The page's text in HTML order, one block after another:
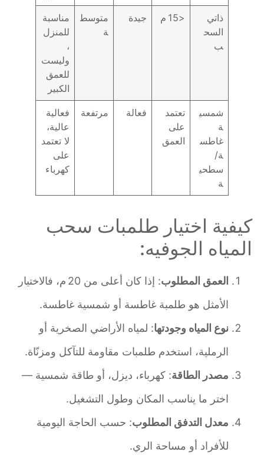
ذاتي
السح
جيدة
متوسط
مناسبة
للمنزل
وليست
للعمق
الكبير
شمسي
غاطس
سطحي
تعتمد
على
العمق
فعالة مرتفعة
فعالية
عالية،
لا تعتمد
على
كهرباء
كيفية اختيار طلمبات سحب
المياه الجوفيه:
العمق المطلوب
: إذا كان أعلى من 20 م، فالاختيار
الأمثل هو طلمبة غاطسة أو شمسية غاطسة.
نوع المياه وجودتها: لمياه الأراضي الصخرية أو
الرملية، استخدم طلمبات مقاومة للتآكل ومزنّاة.
مصدر الطاقة: كهرباء، ديزل، أو طاقة شمسية —
اختر ما يناسب المكان وطول التشغيل.
معدل التدفق المطلوب: حسب الحاجة اليومية
للأفراد أو مساحة الري.